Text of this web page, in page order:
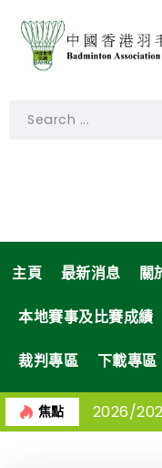
主頁 最新消息 關
本地賽事及比賽成績
裁判專區 下載專區
焦點